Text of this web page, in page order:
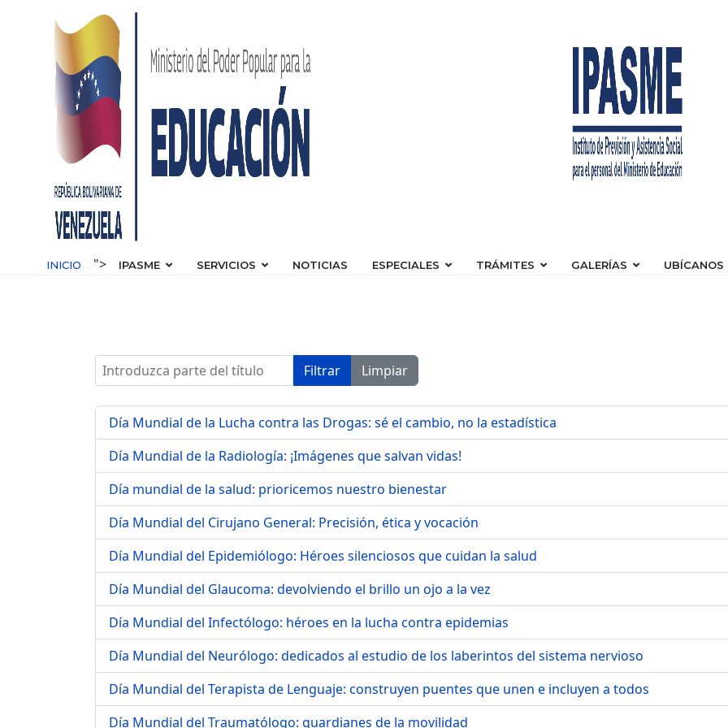
INICIO "> IPASME SERVICIOS NOTICIAS ESPECIALES TRÁMITES GALERÍAS UBÍCANOS
Introduzca parte del título Filtrar Limpiar
Día Mundial de la Lucha contra las Drogas: sé el cambio, no la estadística
Día Mundial de la Radiología: ¡Imágenes que salvan vidas!
Día mundial de la salud: prioricemos nuestro bienestar
Día Mundial del Cirujano General: Precisión, ética y vocación
Día Mundial del Epidemiólogo: Héroes silenciosos que cuidan la salud
Día Mundial del Glaucoma: devolviendo el brillo un ojo a la vez
Día Mundial del Infectólogo: héroes en la lucha contra epidemias
Día Mundial del Neurólogo: dedicados al estudio de los laberintos del sistema nervioso
Día Mundial del Terapista de Lenguaje: construyen puentes que unen e incluyen a todos
Día Mundial del Traumatólogo: guardianes de la movilidad